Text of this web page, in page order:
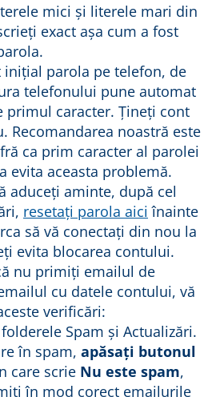
mici și literele mari din
exact așa cum a fost
inițial parola pe telefon, de
telefonului pune automat
primul caracter. Țineți cont
Recomandarea noastră este
ca prim caracter al parolei
evita aceasta problemă.
aduceți aminte, după cel
resetați parola aici înainte
să vă conectați din nou la
evita blocarea contului.
nu primiți emailul de
cu datele contului, vă
verificări:
Spam și Actualizări.
în spam, apăsați butonul
care scrie Nu este spam,
în mod corect emailurile